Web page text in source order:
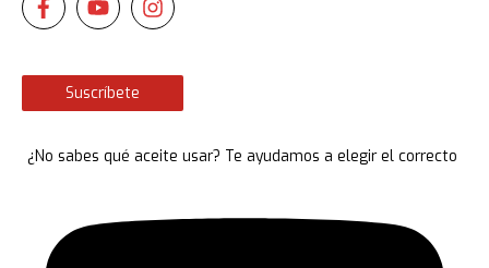
Suscríbete
¿No sabes qué aceite usar? Te ayudamos a elegir el correcto